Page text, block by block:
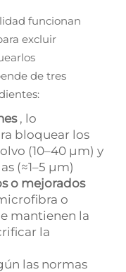
funcionan
excluir
de tres
, lo
bloquear los
(10–40 µm) y
(≈1–5 µm)
o mejorados
o
mantienen la
la
las normas